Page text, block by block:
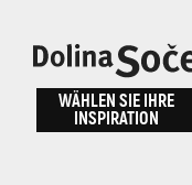
WÄHLEN SIE IHRE
INSPIRATION